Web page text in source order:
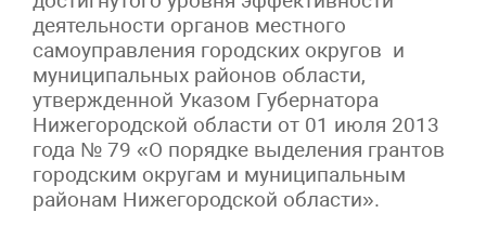
деятельности органов местного
самоуправления городских округов и
муниципальных районов области,
утвержденной Указом Губернатора
Нижегородской области от 01 июля 2013
года № 79 «О порядке выделения грантов
городским округам и муниципальным
районам Нижегородской области».